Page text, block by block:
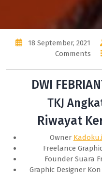
18 September, 2021
Comments
DWI
TKJ
Riwayat
Owner
Freelance
Founder Suara
Graphic Designer